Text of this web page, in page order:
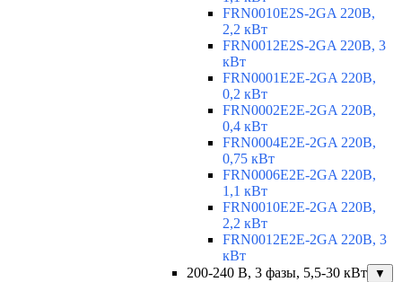
FRN0010E2S-2GA 220В,
2,2 кВт
FRN0012E2S-2GA 220В, 3
кВт
FRN0001E2E-2GA 220В,
0,2 кВт
FRN0002E2E-2GA 220В,
0,4 кВт
FRN0004E2E-2GA 220В,
0,75 кВт
FRN0006E2E-2GA 220В,
1,1 кВт
FRN0010E2E-2GA 220В,
2,2 кВт
FRN0012E2E-2GA 220В, 3
кВт
200-240 В, 3 фазы, 5,5-30 кВт
▼